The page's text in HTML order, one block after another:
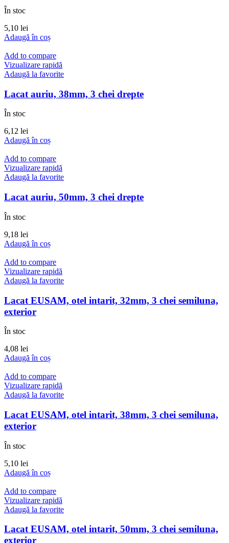
În stoc
5,10 lei
Adaugă în coș
Add to compare
Vizualizare rapidă
Adaugă la favorite
Lacat auriu, 38mm, 3 chei drepte
În stoc
6,12 lei
Adaugă în coș
Add to compare
Vizualizare rapidă
Adaugă la favorite
Lacat auriu, 50mm, 3 chei drepte
În stoc
9,18 lei
Adaugă în coș
Add to compare
Vizualizare rapidă
Adaugă la favorite
Lacat EUSAM, otel intarit, 32mm, 3 chei semiluna,
exterior
În stoc
4,08 lei
Adaugă în coș
Add to compare
Vizualizare rapidă
Adaugă la favorite
Lacat EUSAM, otel intarit, 38mm, 3 chei semiluna,
exterior
În stoc
5,10 lei
Adaugă în coș
Add to compare
Vizualizare rapidă
Adaugă la favorite
Lacat EUSAM, otel intarit, 50mm, 3 chei semiluna,
exterior